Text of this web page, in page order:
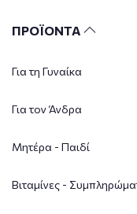
ΠΡΟΪΟΝΤΑ
Για τη Γυναίκα
Για τον Άνδρα
Μητέρα - Παιδί
Βιταμίνες -